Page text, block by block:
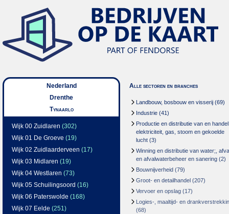
Nederland
Drenthe
Tynaarlo
Wijk 00 Zuidlaren (302)
Wijk 01 De Groeve (19)
Wijk 02 Zuidlaarderveen (17)
Wijk 03 Midlaren (19)
Wijk 04 Westlaren (73)
Wijk 05 Schuilingsoord (16)
Wijk 06 Paterswolde (168)
Wijk 07 Eelde (251)
Alle sectoren en branches
Landbouw, bosbouw en visserij (69)
Industrie (41)
Productie en distributie van en
elektriciteit, gas, stoom en gekoelde
lucht (3)
Winning en distributie van water;,
en afvalwaterbeheer en sanering (2)
Bouwnijverheid (79)
Groot- en detailhandel (207)
Vervoer en opslag (17)
Logies-, maaltijd- en
(68)